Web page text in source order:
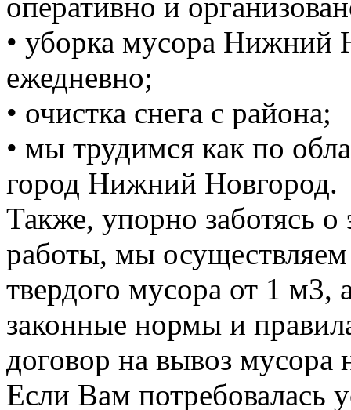
• уборка мусора Нижний
ежедневно;
• очистка снега с района;
• мы трудимся как по
город Нижний Новгород.
Также, упорно заботясь
работы, мы
твердого мусора от 1 м3,
законные нормы и
договор на вывоз мусора
Если Вам потребовалась